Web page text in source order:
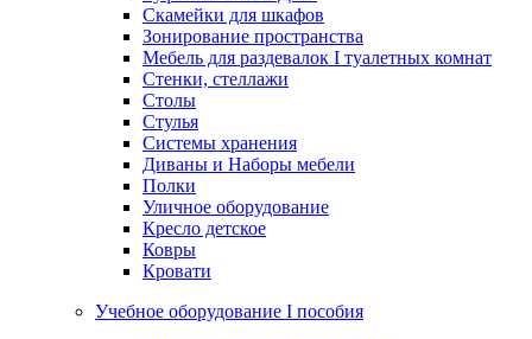
Скамейки для шкафов
Зонирование пространства
Мебель для раздевалок I туалетных комнат
Стенки, стеллажи
Столы
Стулья
Системы хранения
Диваны и Наборы мебели
Полки
Уличное оборудование
Кресло детское
Ковры
Кровати
Учебное оборудование I пособия